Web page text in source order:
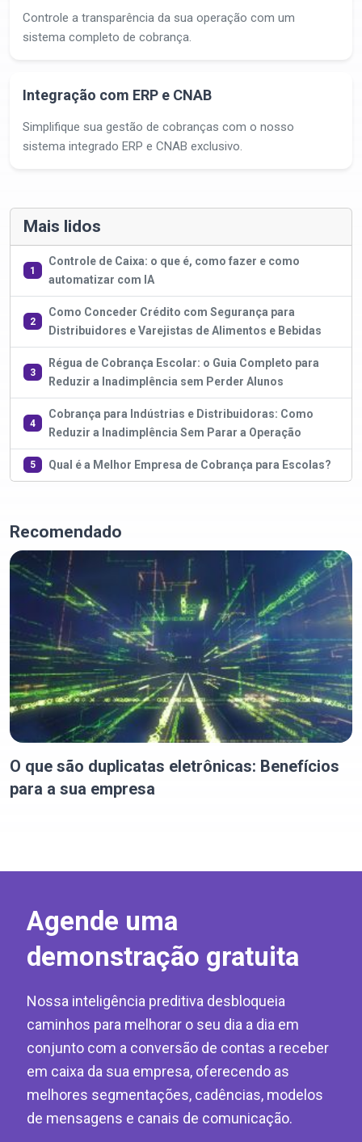
Controle a transparência da sua operação com um
sistema completo de cobrança.
Integração com ERP e CNAB
Simplifique sua gestão de cobranças com o nosso
sistema integrado ERP e CNAB exclusivo.
Mais lidos
1
Controle de Caixa: o que é, como fazer e como
automatizar com IA
2
Como Conceder Crédito com Segurança para
Distribuidores e Varejistas de Alimentos e Bebidas
3
Régua de Cobrança Escolar: o Guia Completo para
Reduzir a Inadimplência sem Perder Alunos
4
Cobrança para Indústrias e Distribuidoras: Como
Reduzir a Inadimplência Sem Parar a Operação
5 Qual é a Melhor Empresa de Cobrança para Escolas?
Recomendado
O que são duplicatas eletrônicas: Benefícios
para a sua empresa
Agende uma
demonstração gratuita
Nossa inteligência preditiva desbloqueia
caminhos para melhorar o seu dia a dia em
conjunto com a conversão de contas a receber
em caixa da sua empresa, oferecendo as
melhores segmentações, cadências, modelos
de mensagens e canais de comunicação.